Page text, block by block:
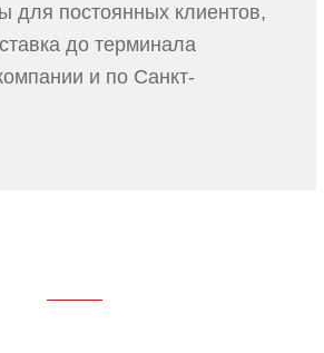
для постоянных клиентов,
до терминала
и по Санкт-